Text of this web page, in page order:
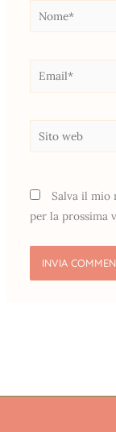
Nome*
Email*
web
Salva il mio
per la prossima